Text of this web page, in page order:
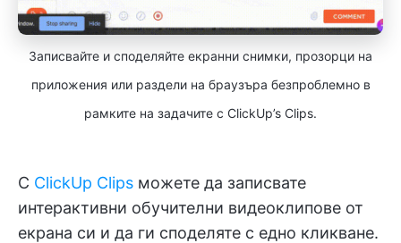
Записвайте и споделяйте екранни снимки, прозорци на
приложения или раздели на браузъра безпроблемно в
рамките на задачите с ClickUp’s Clips.
С ClickUp Clips можете да записвате
интерактивни обучителни видеоклипове от
екрана си и да ги споделяте с едно кликване.